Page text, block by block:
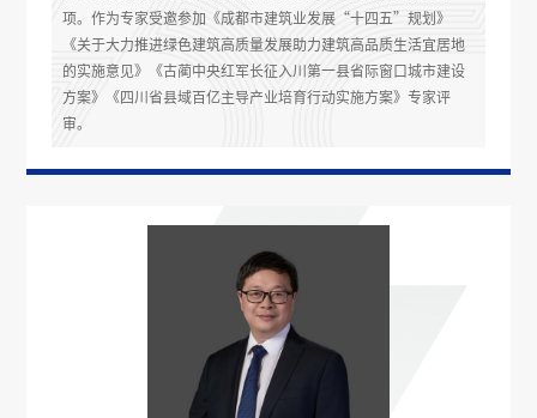
项。作为专家受邀参加《成都市建筑业发展“十四五”规划》
《关于大力推进绿色建筑高质量发展助力建筑高品质生活宜居地
的实施意见》《古蔺中央红军长征入川第一县省际窗口城市建设
方案》《四川省县域百亿主导产业培育行动实施方案》专家评
审。